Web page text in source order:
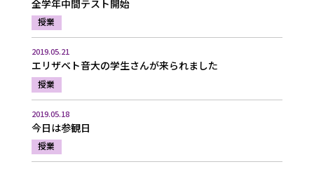
全学年中間テスト開始
授業
2019.05.21
エリザベト音大の学生さんが来られました
授業
2019.05.18
今日は参観日
授業